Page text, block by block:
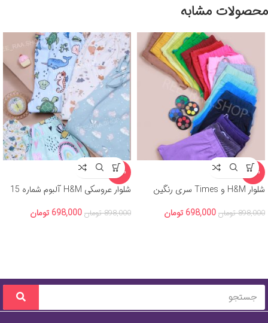
محصولات مشابه
-22%
شلوار H&M و Times سری رنگین
898,000 تومان 698,000 تومان
-22%
شلوار عروسکی H&M آلبوم شماره 15
898,000 تومان 698,000 تومان